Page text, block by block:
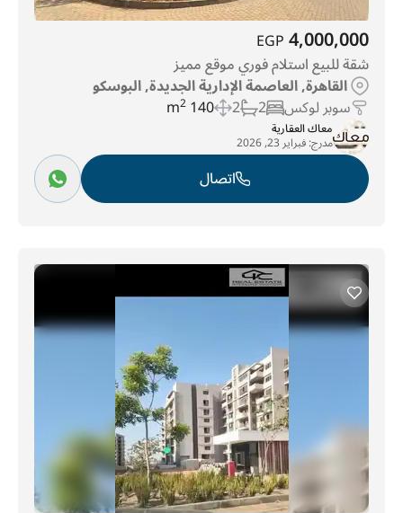
4,000,000
EGP
شقة للبيع استلام فوري موقع مميز
القاهرة, العاصمة الإدارية الجديدة, البوسكو
سوبر لوكس 2
2
140 m
2
معاك العقارية
مدرج:فبراير 23, 2026
اتصال